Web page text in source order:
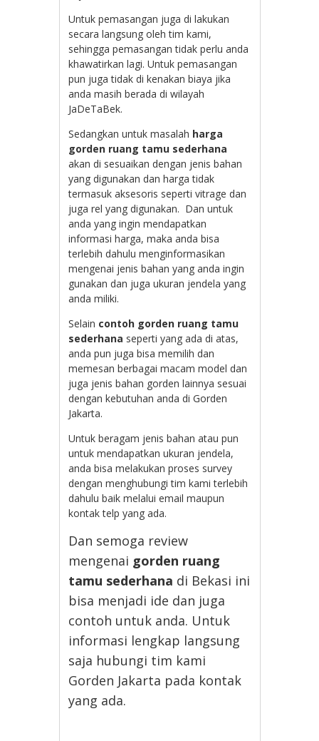
Untuk pemasangan juga di lakukan
secara langsung oleh tim kami,
sehingga pemasangan tidak perlu anda
khawatirkan lagi. Untuk pemasangan
pun juga tidak di kenakan biaya jika
anda masih berada di wilayah
JaDeTaBek.
Sedangkan untuk masalah harga
gorden ruang tamu sederhana
akan di sesuaikan dengan jenis bahan
yang digunakan dan harga tidak
termasuk aksesoris seperti vitrage dan
juga rel yang digunakan. Dan untuk
anda yang ingin mendapatkan
informasi harga, maka anda bisa
terlebih dahulu menginformasikan
mengenai jenis bahan yang anda ingin
gunakan dan juga ukuran jendela yang
anda miliki.
Selain contoh gorden ruang tamu
sederhana seperti yang ada di atas,
anda pun juga bisa memilih dan
memesan berbagai macam model dan
juga jenis bahan gorden lainnya sesuai
dengan kebutuhan anda di Gorden
Jakarta.
Untuk beragam jenis bahan atau pun
untuk mendapatkan ukuran jendela,
anda bisa melakukan proses survey
dengan menghubungi tim kami terlebih
dahulu baik melalui email maupun
kontak telp yang ada.
Dan semoga review
mengenai gorden ruang
tamu sederhana di Bekasi ini
bisa menjadi ide dan juga
contoh untuk anda. Untuk
informasi lengkap langsung
saja hubungi tim kami
Gorden Jakarta pada kontak
yang ada.